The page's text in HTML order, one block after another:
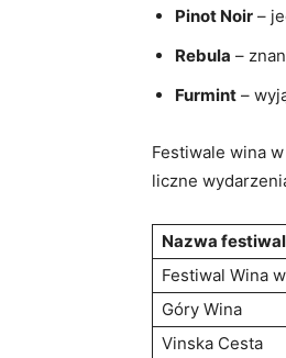
Pinot Noir –
Rebula –
Furmint –
Festiwale ⁢wina
liczne
Nazwa
Festiwal Wina
Góry Wina
Vinska Cesta